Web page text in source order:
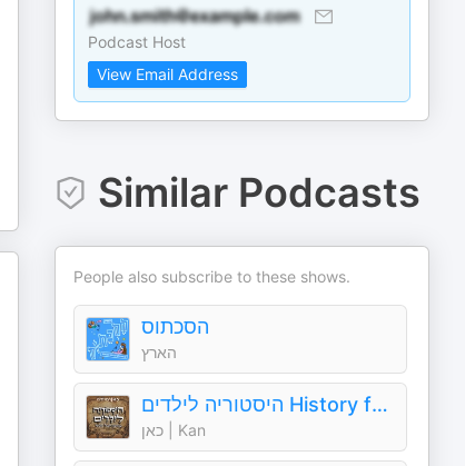
Podcast Host
View Email Address
Similar Podcasts
People also subscribe to these shows.
הסכתוס
הארץ
היסטוריה לילדים History for children
כאן | Kan